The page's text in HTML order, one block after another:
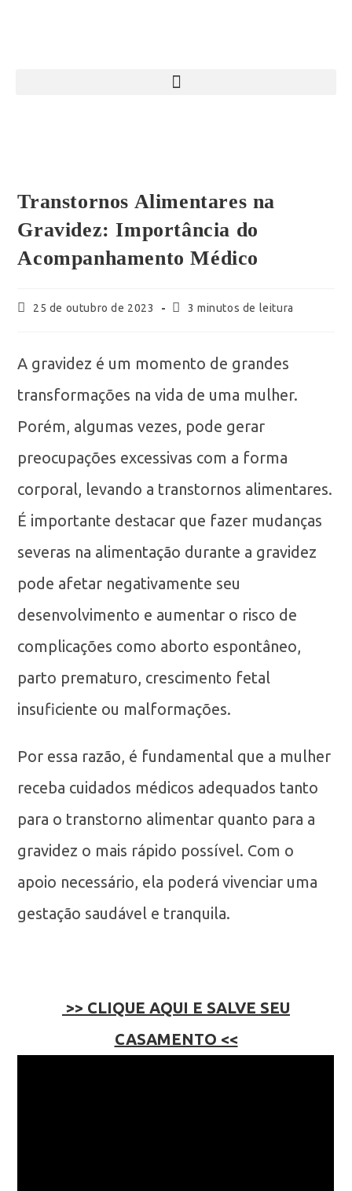
Transtornos Alimentares na
Gravidez: Importância do
Acompanhamento Médico
25 de outubro de 2023 3 minutos de leitura
A gravidez é um momento de grandes
transformações na vida de uma mulher.
Porém, algumas vezes, pode gerar
preocupações excessivas com a forma
corporal, levando a transtornos alimentares.
É importante destacar que fazer mudanças
severas na alimentação durante a gravidez
pode afetar negativamente seu
desenvolvimento e aumentar o risco de
complicações como aborto espontâneo,
parto prematuro, crescimento fetal
insuficiente ou malformações.
Por essa razão, é fundamental que a mulher
receba cuidados médicos adequados tanto
para o transtorno alimentar quanto para a
gravidez o mais rápido possível. Com o
apoio necessário, ela poderá vivenciar uma
gestação saudável e tranquila.
>> CLIQUE AQUI E SALVE SEU
CASAMENTO <<